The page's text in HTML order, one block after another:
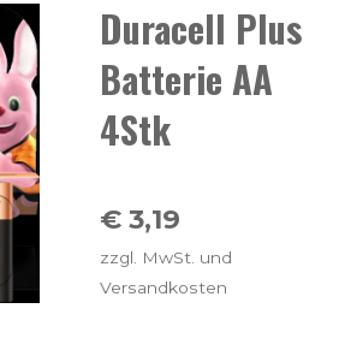
Duracell Plus
Batterie AA
4Stk
€ 3,19
zzgl. MwSt. und
Versandkosten